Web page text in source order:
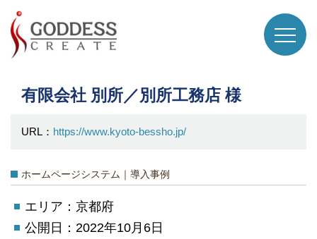
有限会社 別所／別所工務店 様
URL： https://www.kyoto-bessho.jp/
ホームページシステム｜導入事例
エリア：京都府
公開日：2022年10月6日